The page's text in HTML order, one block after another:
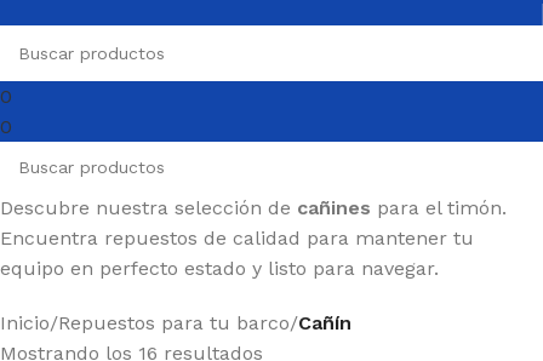
0
0
Descubre nuestra selección de cañines para el timón.
Encuentra repuestos de calidad para mantener tu
equipo en perfecto estado y listo para navegar.
Inicio/Repuestos para tu barco/Cañín
Mostrando los 16 resultados